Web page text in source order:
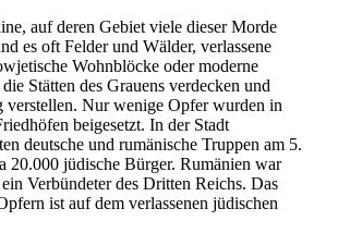
auf deren Gebiet viele dieser Morde
es oft Felder und Wälder, verlassene
Wohnblöcke oder moderne
Stätten des Grauens verdecken und
verstellen. Nur wenige Opfer wurden in
beigesetzt. In der Stadt
deutsche und rumänische Truppen am 5.
20.000 jüdische Bürger. Rumänien war
Verbün­deter des Dritten Reichs. Das
ist auf dem verlas­senen jüdischen